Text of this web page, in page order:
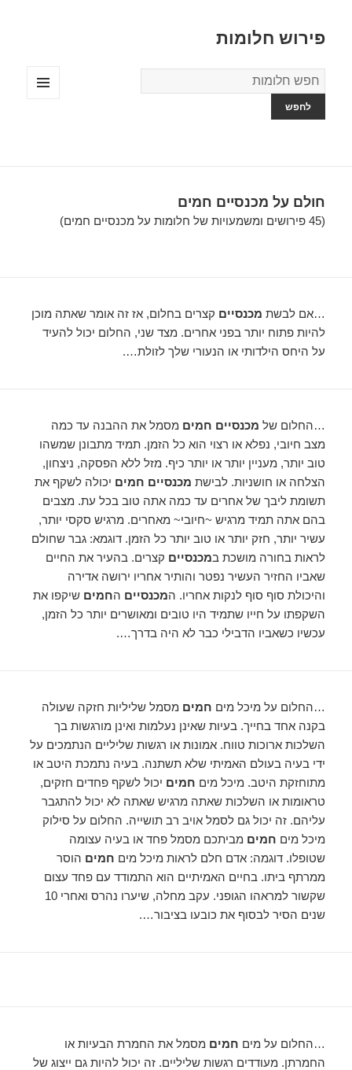
פירוש חלומות
מילון
החלומות
חולם על מכנסיים חמים
(45 פירושים ומשמעויות של חלומות על מכנסיים חמים)
…אם לבשת מכנסיים קצרים בחלום, אז זה אומר שאתה מוכן
להיות פתוח יותר בפני אחרים. מצד שני, החלום יכול להעיד
על היחס הילדותי או הנעורי שלך לזולת….
…החלום של מכנסיים חמים מסמל את ההבנה עד כמה
מצב חיובי, נפלא או רצוי הוא כל הזמן. תמיד מתבונן שמשהו
טוב יותר, מעניין יותר או יותר כיף. מזל ללא הפסקה, ניצחון,
הצלחה או חושניות. לבישת מכנסיים חמים יכולה לשקף את
תשומת ליבך של אחרים עד כמה אתה טוב בכל עת. מצבים
בהם אתה תמיד מרגיש ~חיובי~ מאחרים. מרגיש סקסי יותר,
עשיר יותר, חזק יותר או טוב יותר כל הזמן. דוגמא: גבר שחולם
לראות בחורה מושכת במכנסיים קצרים. בהעיר את החיים
שאביו החזיר העשיר נפטר והותיר אחריו ירושה אדירה
והיכולת סוף סוף לנקות אחריו. המכנסיים החמים שיקפו את
השקפתו על חייו שתמיד היו טובים ומאושרים יותר כל הזמן,
עכשיו כשאביו הדבילי כבר לא היה בדרך….
…החלום על מיכל מים חמים מסמל שליליות חזקה שעולה
בקנה אחד בחייך. בעיות שאינן נעלמות ואינן מורגשות בך
השלכות ארוכות טווח. אמונות או רגשות שליליים הנתמכים על
ידי בעיה בעולם האמיתי שלא תשתנה. בעיה נתמכת היטב או
מתוחזקת היטב. מיכל מים חמים יכול לשקף פחדים חזקים,
טראומות או השלכות שאתה מרגיש שאתה לא יכול להתגבר
עליהם. זה יכול גם לסמל אויב רב תושייה. החלום על סילוק
מיכל מים חמים מביתכם מסמל פחד או בעיה עצומה
שטופלו. דוגמה: אדם חלם לראות מיכל מים חמים הוסר
ממרתף ביתו. בחיים האמיתיים הוא התמודד עם פחד עצום
שקשור למראהו הגופני. עקב מחלה, שיערו נהרס ואחרי 10
שנים הסיר לבסוף את כובעו בציבור….
…החלום על מים חמים מסמל את החמרת הבעיות או
החמרתן. מעודדים רגשות שליליים. זה יכול להיות גם ייצוג של